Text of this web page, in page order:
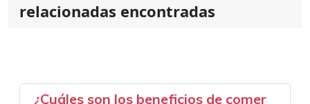
relacionadas encontradas
¿Cuáles son los beneficios de comer